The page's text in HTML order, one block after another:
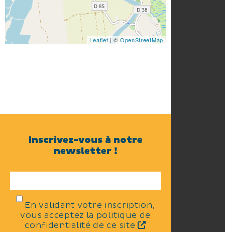
Leaflet | © OpenStreetMap
Inscrivez-vous à notre
newsletter !
En validant votre inscription,
vous acceptez la politique de
confidentialité de ce site